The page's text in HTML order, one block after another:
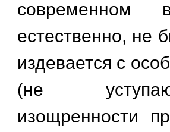
современном
естественно, не
издевается с
(не
изощренности